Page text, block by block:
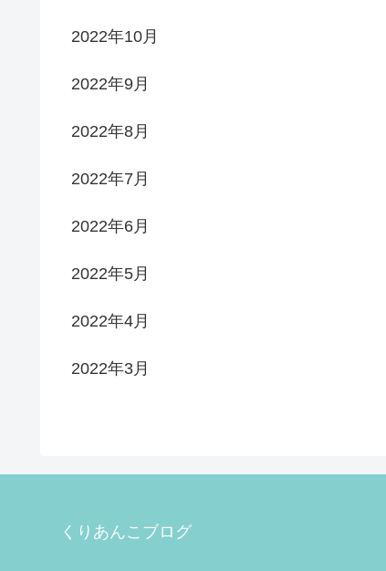
2022年10月
2022年9月
2022年8月
2022年7月
2022年6月
2022年5月
2022年4月
2022年3月
くりあんこブログ